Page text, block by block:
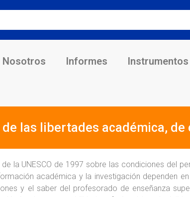
Nosotros Informes
las libertades académica,
la UNESCO de 1997 sobre las condiciones del
académica y la investigación dependen
y el saber del profesorado de enseñanza